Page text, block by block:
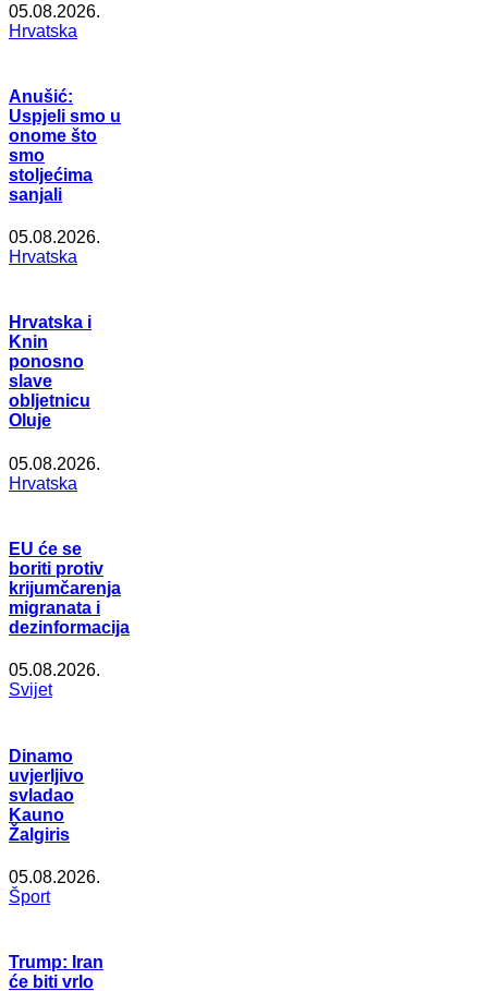
05.08.2026.
Hrvatska
Anušić:
Uspjeli smo u
onome što
smo
stoljećima
sanjali
05.08.2026.
Hrvatska
Hrvatska i
Knin
ponosno
slave
obljetnicu
Oluje
05.08.2026.
Hrvatska
EU će se
boriti protiv
krijumčarenja
migranata i
dezinformacija
05.08.2026.
Svijet
Dinamo
uvjerljivo
svladao
Kauno
Žalgiris
05.08.2026.
Šport
Trump: Iran
će biti vrlo